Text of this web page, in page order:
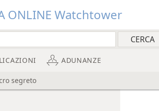
ONLINE Watchtower
ADUNANZE
segreto